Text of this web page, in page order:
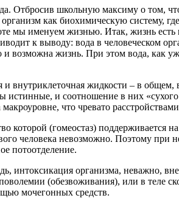
Отбросив школьную максиму о том,
как биохимическую систему,
мы именуем жизнью. Итак, жизнь
к выводу: вода в человеческом
возможна жизнь. При этом вода, как
внутриклеточная жидкости – в
истинные, и соотношение в них
что чревато
которой (гомеостаз)
человека невозможно. Поэтому при
потоотделение.
интоксикация организма, неважно,
(обезвоживания), или в теле
мочегонных средств.